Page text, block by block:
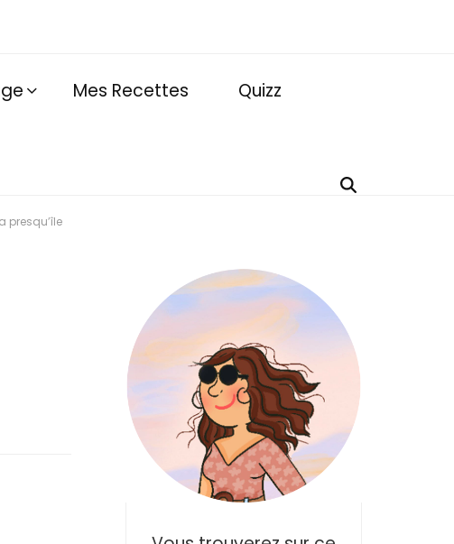
Mes Recettes
Quizz
presqu’île